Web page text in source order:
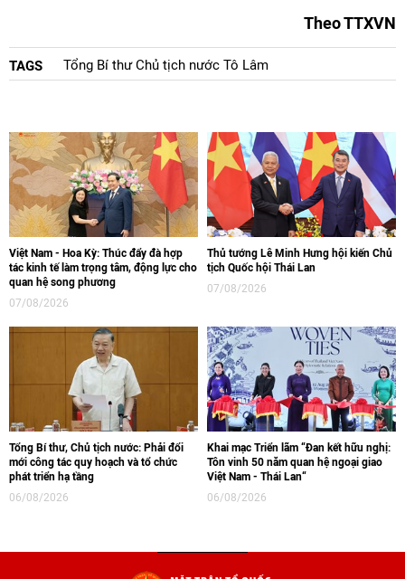
Theo TTXVN
TAGS Tổng Bí thư Chủ tịch nước Tô Lâm
Việt Nam - Hoa Kỳ: Thúc đẩy đà hợp
tác kinh tế làm trọng tâm, động lực cho
quan hệ song phương
07/08/2026
Thủ tướng Lê Minh Hưng hội kiến Chủ
tịch Quốc hội Thái Lan
07/08/2026
Tổng Bí thư, Chủ tịch nước: Phải đổi
mới công tác quy hoạch và tổ chức
phát triển hạ tầng
06/08/2026
Khai mạc Triển lãm “Đan kết hữu nghị:
Tôn vinh 50 năm quan hệ ngoại giao
Việt Nam - Thái Lan“
06/08/2026